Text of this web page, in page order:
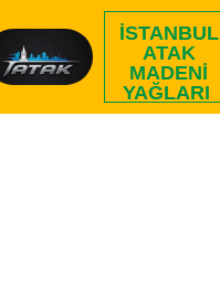
İSTANBUL
ATAK
MADENI
YAĞLARI